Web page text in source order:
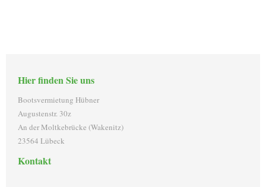
Hier finden Sie uns
Bootsvermietung Hübner
Augustenstr. 30z
An der Moltkebrücke (Wakenitz)
23564 Lübeck
Kontakt